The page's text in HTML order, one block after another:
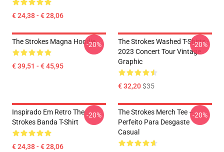
€ 24,38 - € 28,06
The Strokes Magna Hoodie
€ 39,51 - € 45,95
-20%
The Strokes Washed T-Shirts -
2023 Concert Tour Vintage
Graphic
€ 32,20$35
-20%
Inspirado Em Retro The
Strokes Banda T-Shirt
€ 24,38 - € 28,06
-20%
The Strokes Merch Tee –
Perfeito Para Desgaste
Casual
-20%